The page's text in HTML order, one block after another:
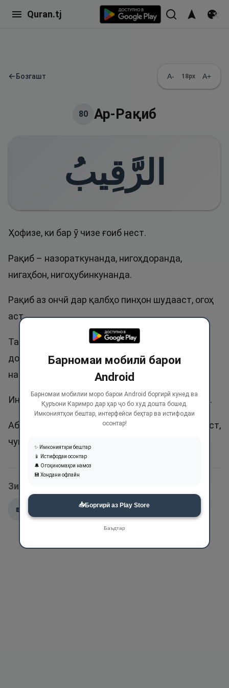
Quran.tj
←Бозгашт A- 18px A+
80 Ар-Рақиб
الرَّقِيبُ
Ҳофизе, ки бар ӯ чизе ғоиб нест.
Рақиб – назораткунанда, нигоҳдоранда,
нигаҳбон, нигоҳубинкунанда.
Рақиб аз ончӣ дар қалбҳо пинҳон шудааст, огоҳ
аст.
Тамоми бандаҳо зери назорати Рақиб қарор
доранд, ягон амали онҳо аз назорати Ӯ пинҳон
намемонад.
Ин ном дар Қуръон се маротиба зикр шудааст.
Абдуррақиб номи нек аст, аммо Рақиб ҷоиз нест,
чун Рақиб танҳо Аллоҳ аст.
Зикри ин ном дар оятҳои Қуръон:
📖
Барномаи мобилӣ барои
Android
Барномаи мобилии моро барои Android боргирӣ кунед ва
Қуръони Каримро дар ҳар ҷо бо худ дошта бошед.
Имкониятҳои бештар, интерфейси беҳтар ва истифодаи
осонтар!
✨ Имкониятҳои бештар
📱 Истифодаи осонтар
🔔 Огоҳиномаҳои намоз
💾 Хондани офлайн
📥Боргирӣ аз Play Store
Баъдтар